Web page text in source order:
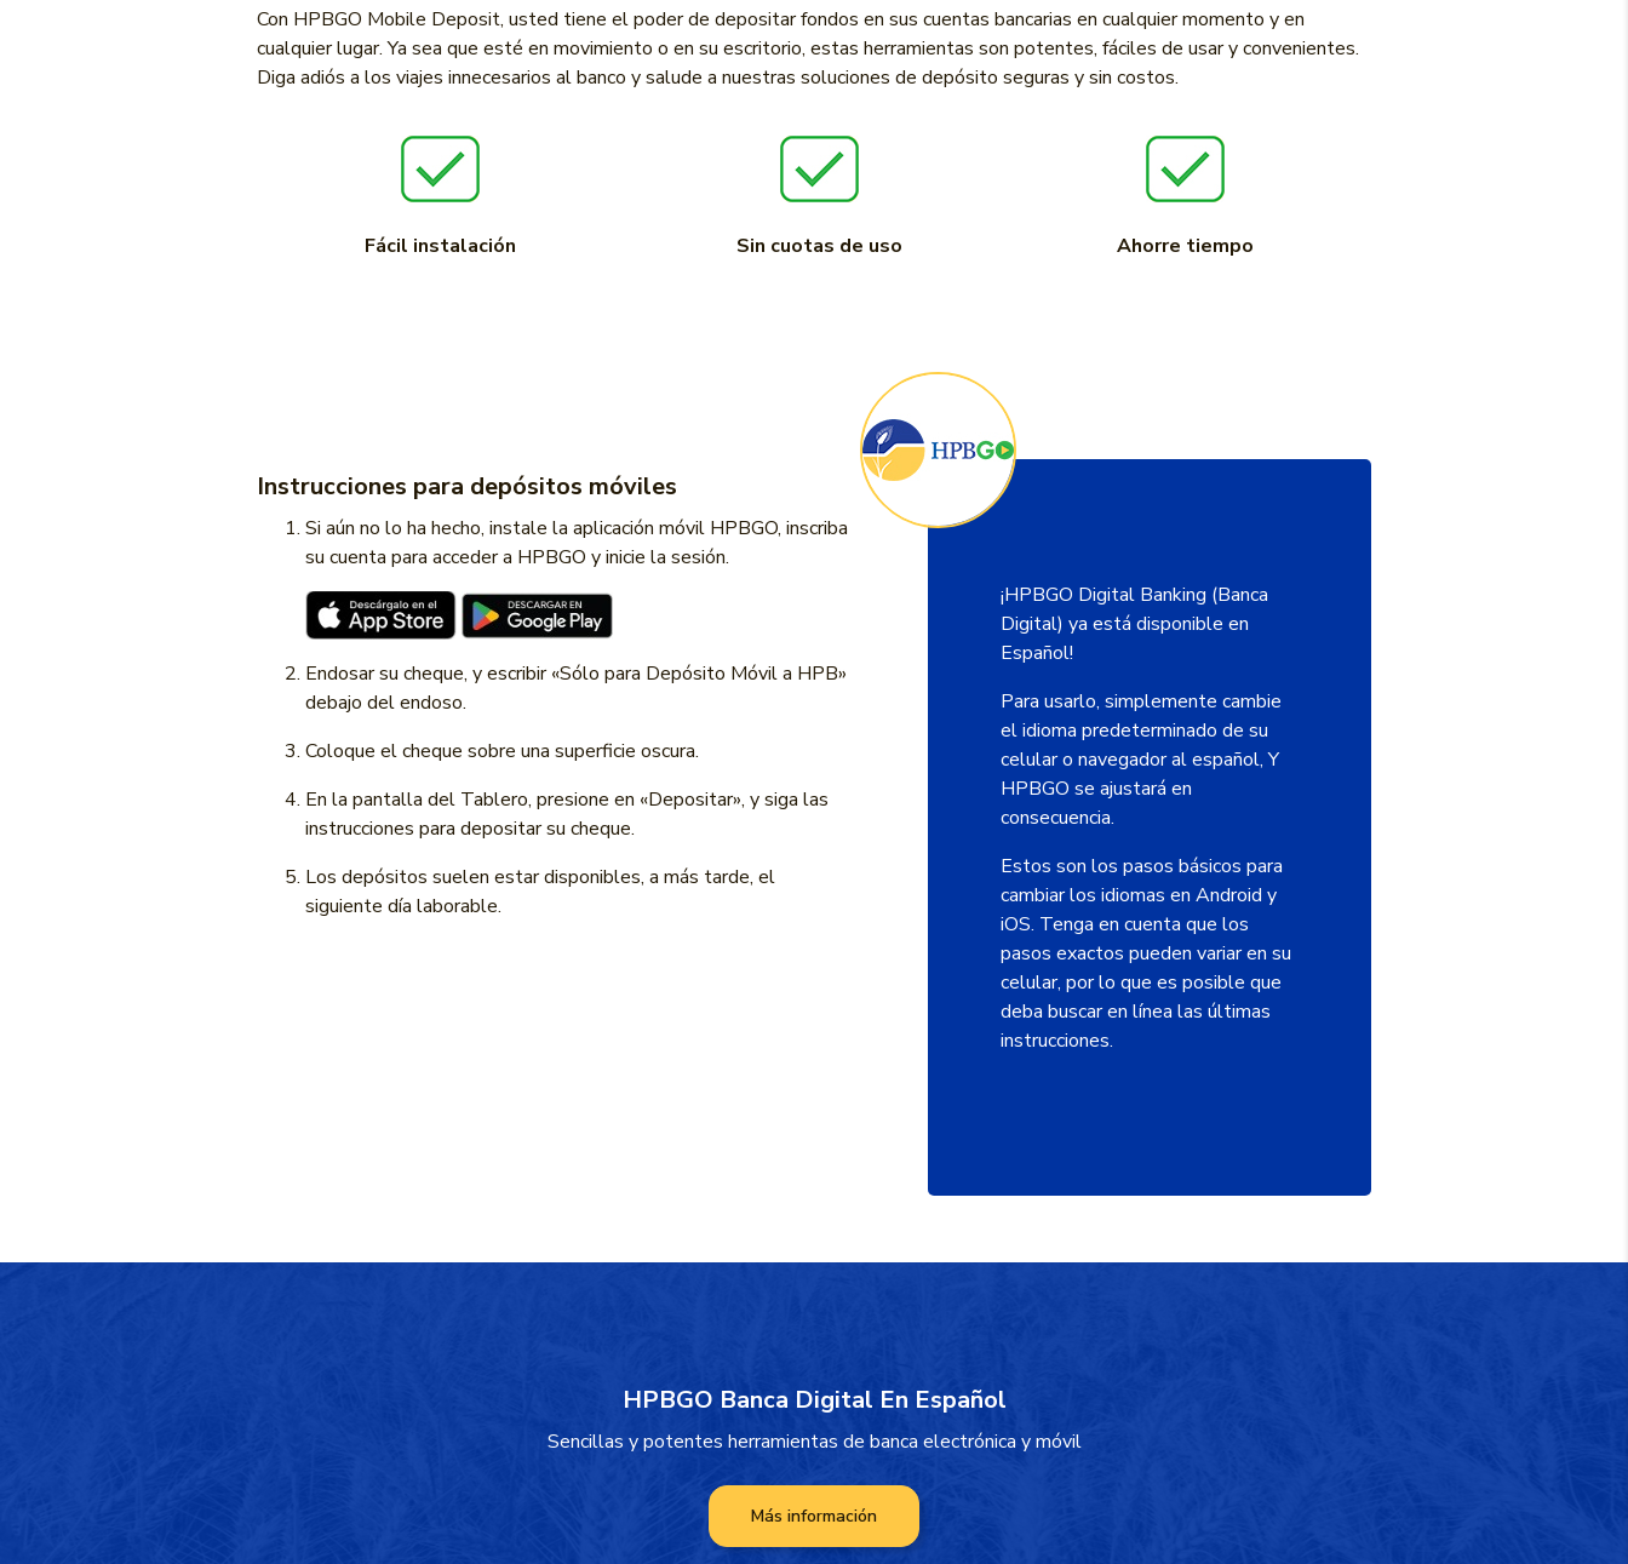
Con HPBGO Mobile Deposit, usted tiene el poder de depositar fondos en sus cuentas bancarias en cualquier momento y en
cualquier lugar. Ya sea que esté en movimiento o en su escritorio, estas herramientas son potentes, fáciles de usar y convenientes.
Diga adiós a los viajes innecesarios al banco y salude a nuestras soluciones de depósito seguras y sin costos.
Fácil instalación Sin cuotas de uso Ahorre tiempo
Instrucciones para depósitos móviles
Si aún no lo ha hecho, instale la aplicación móvil HPBGO, inscriba
su cuenta para acceder a HPBGO y inicie la sesión.
Endosar su cheque, y escribir «Sólo para Depósito Móvil a HPB»
debajo del endoso.
Coloque el cheque sobre una superficie oscura.
En la pantalla del Tablero, presione en «Depositar», y siga las
instrucciones para depositar su cheque.
Los depósitos suelen estar disponibles, a más tarde, el
siguiente día laborable.
¡HPBGO Digital Banking (Banca
Digital) ya está disponible en
Español!
Para usarlo, simplemente cambie
el idioma predeterminado de su
celular o navegador al español, Y
HPBGO se ajustará en
consecuencia.
Estos son los pasos básicos para
cambiar los idiomas en Android y
iOS. Tenga en cuenta que los
pasos exactos pueden variar en su
celular, por lo que es posible que
deba buscar en línea las últimas
instrucciones.
HPBGO Banca Digital En Español
Sencillas y potentes herramientas de banca electrónica y móvil
Más información